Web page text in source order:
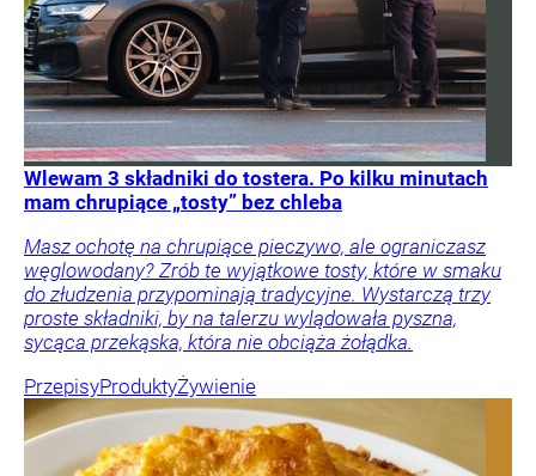
Wlewam 3 składniki do tostera. Po kilku minutach
mam chrupiące „tosty” bez chleba
Masz ochotę na chrupiące pieczywo, ale ograniczasz
węglowodany? Zrób te wyjątkowe tosty, które w smaku
do złudzenia przypominają tradycyjne. Wystarczą trzy
proste składniki, by na talerzu wylądowała pyszna,
sycąca przekąska, która nie obciąża żołądka.
PrzepisyProduktyŻywienie